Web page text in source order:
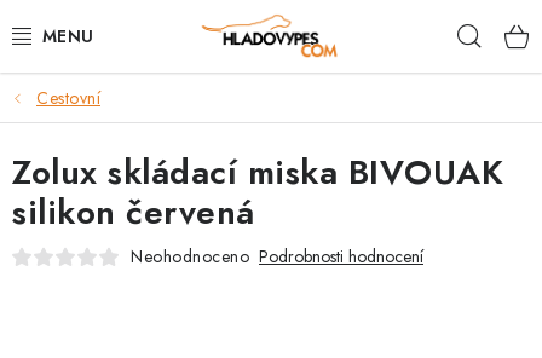
na
POTŘEBY PRO PSY
TAMI PŘEPRAVNÍ BOXY
SPORT SE PSEM
Cestovní
Zolux skládací miska BIVOUAK
silikon červená
Neohodnoceno Podrobnosti hodnocení